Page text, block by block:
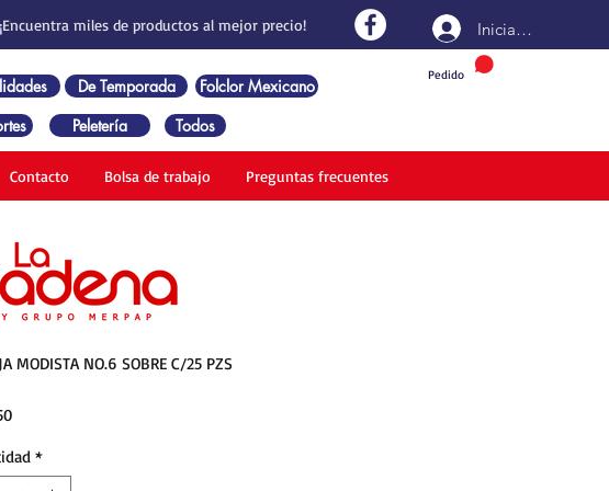
¡Encuentra miles de productos al mejor precio!
Pedido
Iniciar sesión
De Temporada
Folclor Mexicano
Peletería Todos
Contacto Bolsa de trabajo Preguntas frecuentes
MODISTA NO.6 SOBRE C/25 PZS
Precio
*